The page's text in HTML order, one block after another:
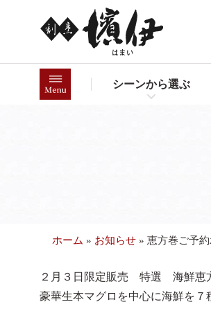
シーンから選ぶ
ホーム » お知らせ » 恵方巻ご予約
２月３日限定販売 特選 海鮮恵
豪華生本マグロを中心に海鮮を７